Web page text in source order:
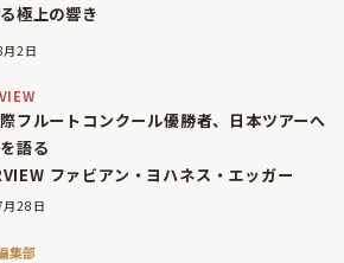
極上の響き
2日
フルートコンクール優勝者、日本ツアーへ
語る
ファビアン・ヨハネス・エッガー
28日
集部